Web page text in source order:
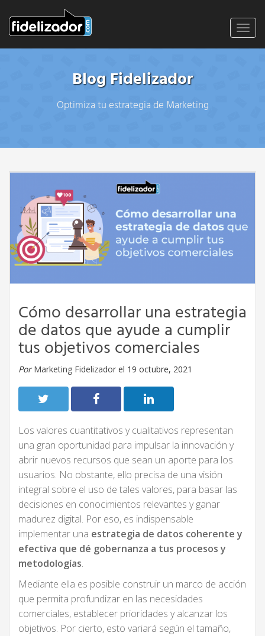
Blog Fidelizador
Optimiza tu estrategia de Marketing
Cómo desarrollar una estrategia
de datos que ayude a cumplir
tus objetivos comerciales
Por Marketing Fidelizador el 19 octubre, 2021
Los valores cuantitativos y cualitativos representan
una gran oportunidad para impulsar la innovación y
abrir nuevos recursos que sean un aporte para los
usuarios. No obstante, ello precisa de una visión
integral sobre el uso de tales valores, para basar las
decisiones en conocimientos relevantes y ganar
madurez digital. Por eso, es indispensable
implementar una estrategia de datos coherente y
efectiva que dé gobernanza a tus procesos y
metodologías.
Mediante ella es posible construir un marco de acción
que permita profundizar en las necesidades
comerciales, establecer prioridades y alcanzar los
objetivos. Por cierto, esto variará según el tamaño,